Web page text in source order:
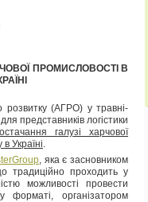
ПРОМИСЛОВОСТІ В
розвитку (АГРО) у травні-
представників логістики
галузі харчової
Україні.
, яка є засновником
традиційно проходить у
можливості провести
форматі, організатором